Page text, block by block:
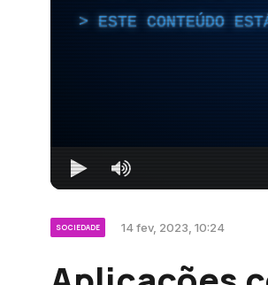
ESTE CONTEÚDO
SOCIEDADE 14 fev, 2023, 10:24